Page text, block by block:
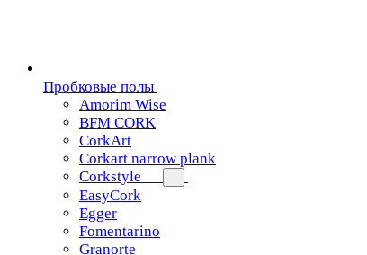
Пробковые полы
Amorim Wise
BFM CORK
CorkArt
Corkart narrow plank
Corkstyle
EasyCork
Egger
Fomentarino
Granorte